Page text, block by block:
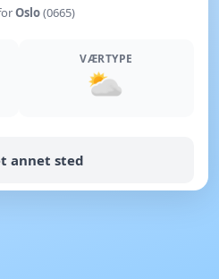
Oslo(0665)
VÆRTYPE
annet sted